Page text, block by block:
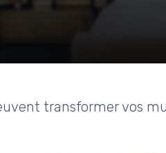
transformer vos